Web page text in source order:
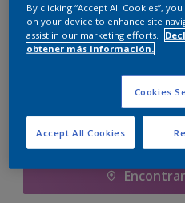
Cantidad
Agregar a la
By clicking “Accept All Cookies”,
on your device to enhance site
assist in our marketing efforts.
obtener más información.
Cookies
Accept All Cookies